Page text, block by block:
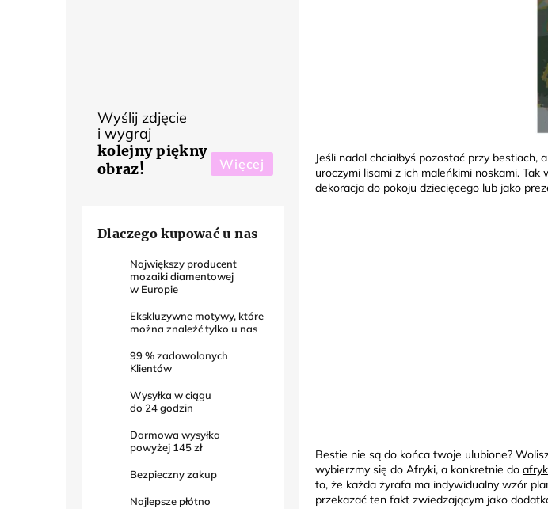
Wyślij zdjęcie
i wygraj
kolejny piękny
obraz!
Więcej
Dlaczego kupować u nas
Największy producent
mozaiki diamentowej
w Europie
Ekskluzywne motywy, które
można znaleźć tylko u nas
99% zadowolonych
Klientów
Wysyłka w ciągu
do 24godzin
Darmowa wysyłka
powyżej 145 zł
Bezpieczny zakup
Najlepsze płótno
Jeśli nadal chciałbyś pozostać przy
uroczymi lisami z ich maleńkimi noskami. Tak
dekoracja do pokoju dziecięcego lub jako
Bestie nie są do końca twoje ulubione?
wybierzmy się do Afryki, a konkretnie do
to, że każda żyrafa ma indywidualny wzór
przekazać ten fakt zwiedzającym jako